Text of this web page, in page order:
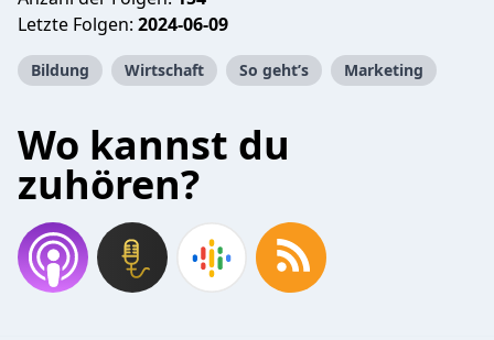
Letzte Folgen: 2024-06-09
Bildung Wirtschaft So geht’s Marketing
Wo kannst du
zuhören?